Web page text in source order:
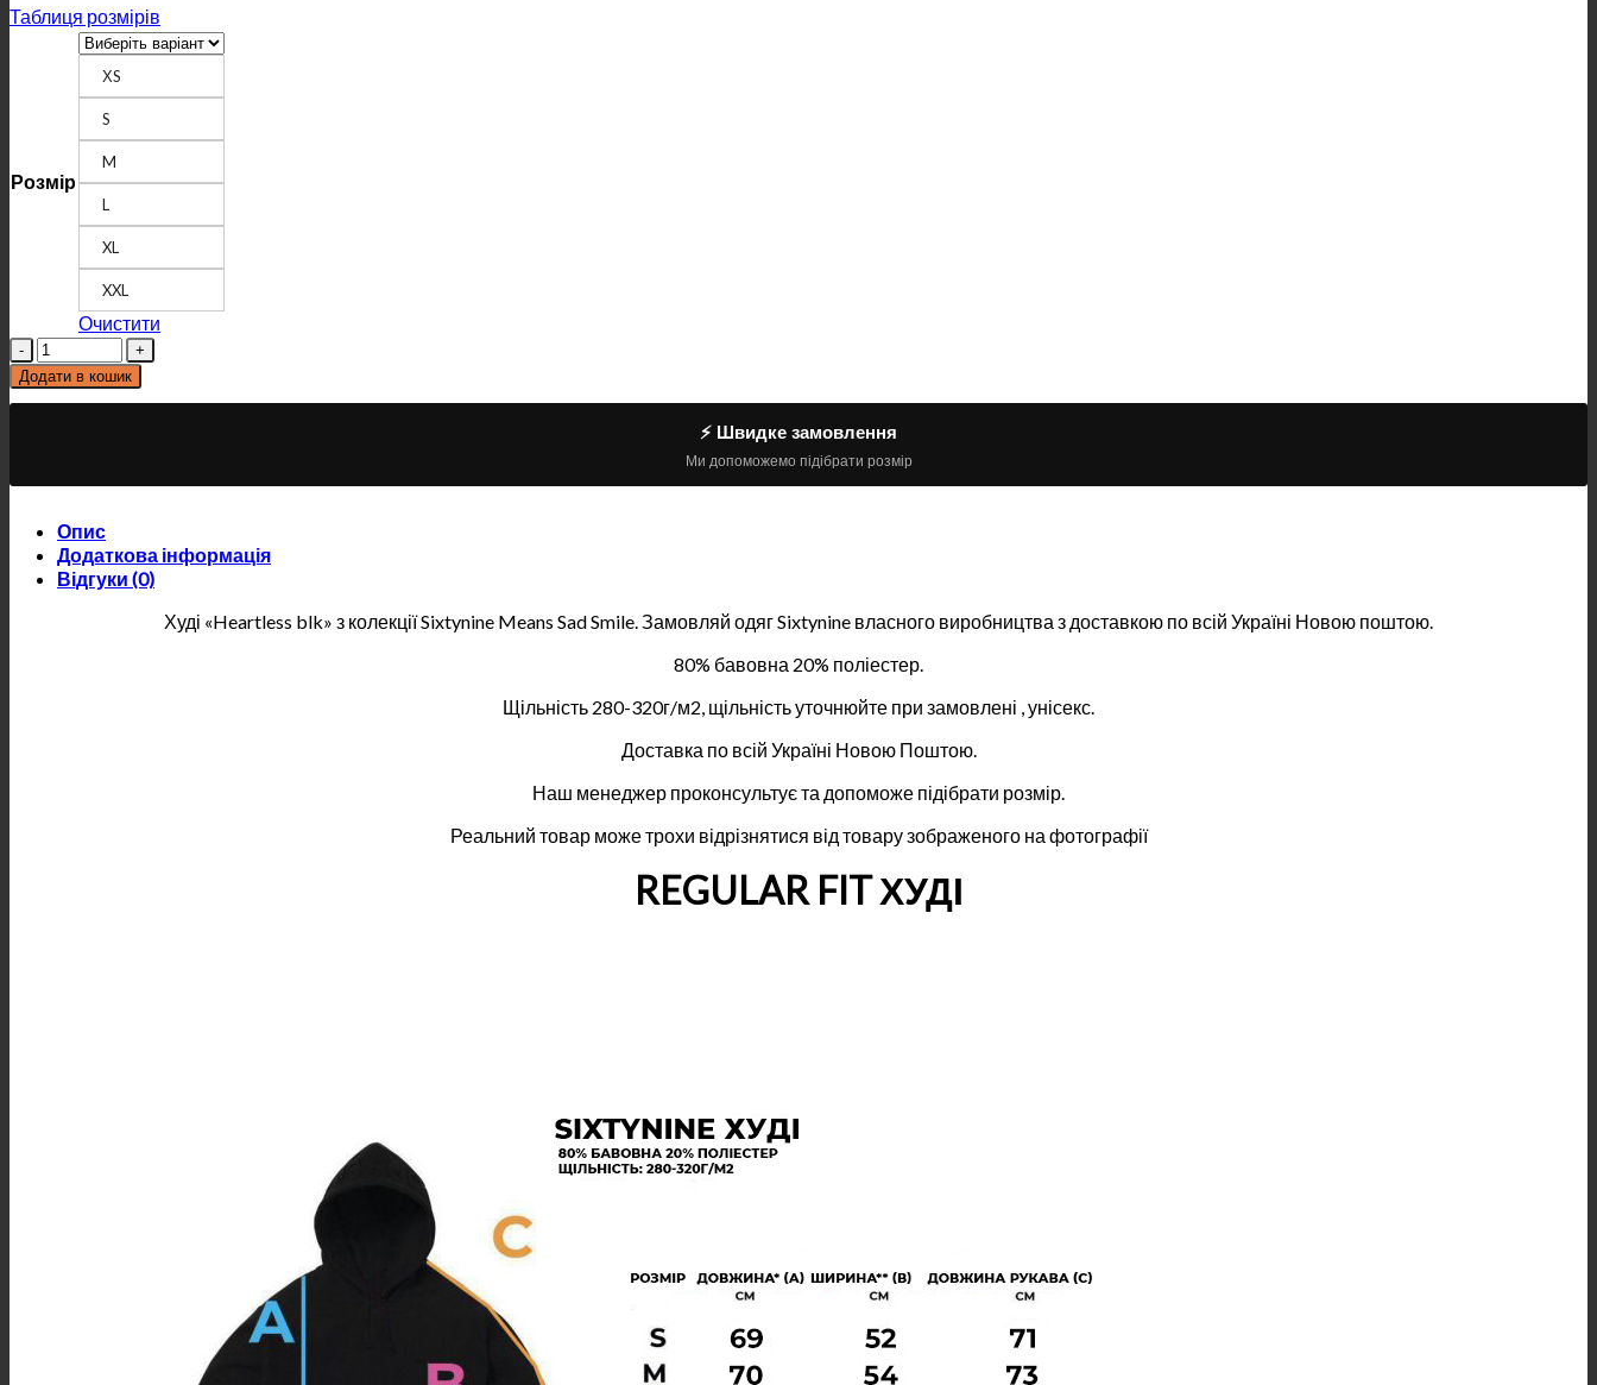
Таблиця розмірів
Розмір
ХS
S
M
L
XL
XXL
Очистити
Кількість
Додати в кошик
⚡ Швидке замовлення
Ми допоможемо підібрати розмір
Опис
Додаткова інформація
Відгуки (0)
Худі «Heartless blk» з колекції Sixtynine Means Sad Smile. Замовляй одяг Sixtynine власного виробництва з доставкою по всій Україні Новою поштою.
80% бавовна 20% поліестер.
Щільність 280-320г/м2, щільність уточнюйте при замовлені , унісекс.
Доставка по всій Україні Новою Поштою.
Наш менеджер проконсультує та допоможе підібрати розмір.
Реальний товар може трохи відрізнятися від товару зображеного на фотографії
REGULAR FIT ХУДІ